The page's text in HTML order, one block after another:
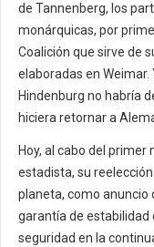
de Tannenberg, los
monárquicas, por
Coalición que sirve de
elaboradas en Weimar.
Hindenburg no habría
hiciera retornar a
Hoy, al cabo del
estadista, su
planeta, como anuncio
garantía de estabilidad
seguridad en la